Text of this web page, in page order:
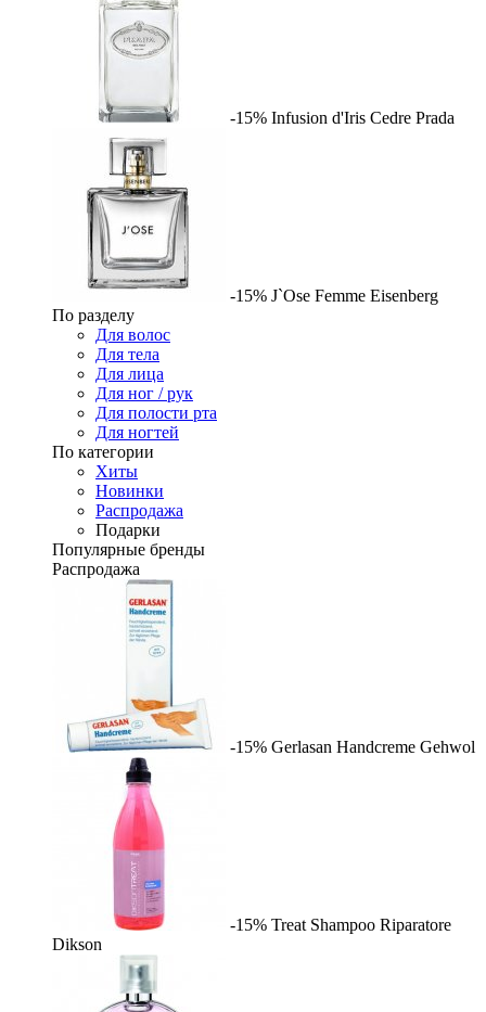
-15% Infusion d'Iris Cedre Prada
-15% J`Ose Femme Eisenberg
По разделу
Для волос
Для тела
Для лица
Для ног / рук
Для полости рта
Для ногтей
По категории
Хиты
Новинки
Распродажа
Подарки
Популярные бренды
Распродажа
-15% Gerlasan Handcreme Gehwol
-15% Treat Shampoo Riparatore
Dikson